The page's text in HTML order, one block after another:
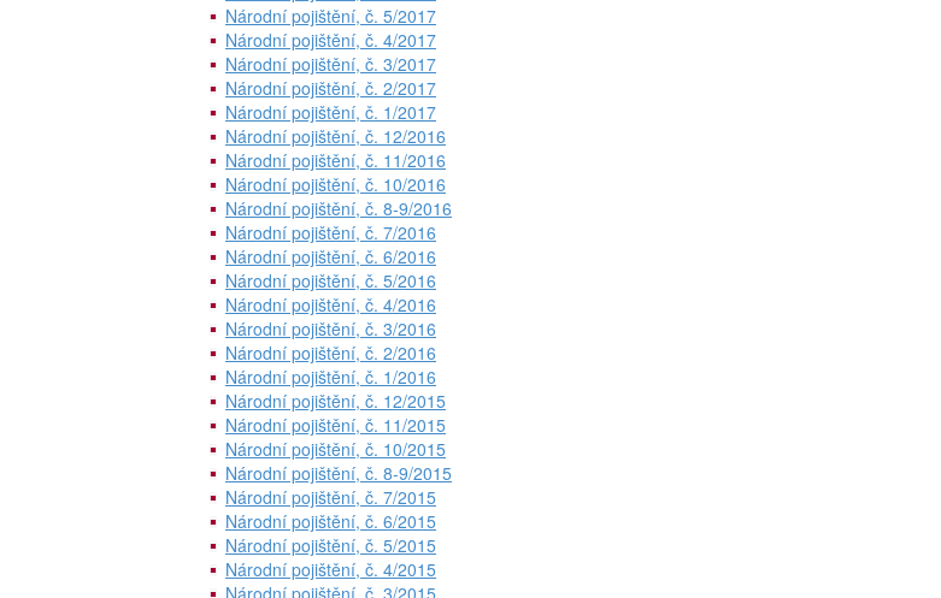
Národní pojištění, č. 5/2017
Národní pojištění, č. 4/2017
Národní pojištění, č. 3/2017
Národní pojištění, č. 2/2017
Národní pojištění, č. 1/2017
Národní pojištění, č. 12/2016
Národní pojištění, č. 11/2016
Národní pojištění, č. 10/2016
Národní pojištění, č. 8-9/2016
Národní pojištění, č. 7/2016
Národní pojištění, č. 6/2016
Národní pojištění, č. 5/2016
Národní pojištění, č. 4/2016
Národní pojištění, č. 3/2016
Národní pojištění, č. 2/2016
Národní pojištění, č. 1/2016
Národní pojištění, č. 12/2015
Národní pojištění, č. 11/2015
Národní pojištění, č. 10/2015
Národní pojištění, č. 8-9/2015
Národní pojištění, č. 7/2015
Národní pojištění, č. 6/2015
Národní pojištění, č. 5/2015
Národní pojištění, č. 4/2015
Národní pojištění, č. 3/2015